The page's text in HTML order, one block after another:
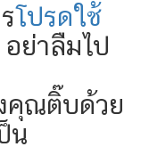
โปรดใช้
อย่าลืมไป
คุณติ๊บด้วย
น